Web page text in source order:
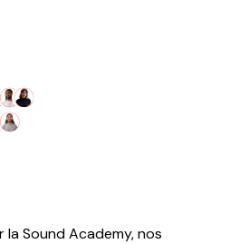
la Sound Academy, nos